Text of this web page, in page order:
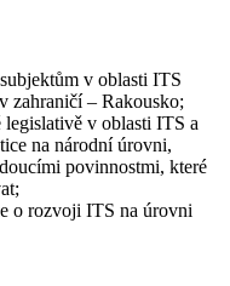
v oblasti ITS
zahraničí – Rakousko;
v oblasti ITS a
na národní úrovni,
povinnostmi, které
o rozvoji ITS na úrovni